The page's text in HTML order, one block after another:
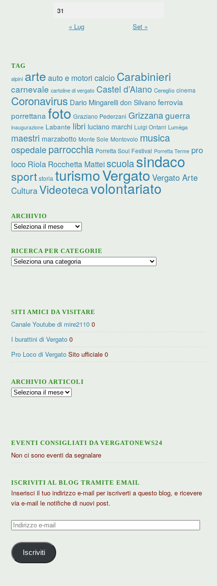
31
« Lug
Set »
TAG
alpini arte auto e motori calcio Carabinieri
carnevale cartoline di vergato Castel d’Aiano Cereglio cinema
Coronavirus Dario Mingarelli don Silvano ferrovia
porrettanafoto Graziano Pederzani Grizzanaguerra
inaugurazione Labante libri luciano marchi Luigi Ontani Lumèga
maestri marzabotto Monte Sole Montovolo musica
ospedale parrocchia Porretta Soul Festival Porretta Terme pro
loco Riola Rocchetta Matteiscuolasindaco
sport storia turismoVergato Vergato Arte
CulturaVideotecavolontariato
ARCHIVIO
Archivio
RICERCA PER CATEGORIE
Ricerca
SITI AMICI DA VISITARE
Canale Youtube di mire2110 0
I burattini di Vergato 0
Pro Loco di Vergato Sito ufficiale 0
ARCHIVIO ARTICOLI
Archivio
EVENTI CONSIGLIATI DA VERGATONEWS24
Non ci sono eventi da segnalare
ISCRIVITI AL BLOG TRAMITE EMAIL
Inserisci il tuo indirizzo e-mail per iscriverti a questo blog, e ricevere
via e-mail le notifiche di nuovi post.
Indirizzo
mail
Iscriviti